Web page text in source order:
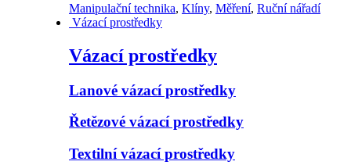
Manipulační technika, Klíny, Měření, Ruční nářadí
Vázací prostředky
Vázací prostředky
Lanové vázací prostředky
Řetězové vázací prostředky
Textilní vázací prostředky